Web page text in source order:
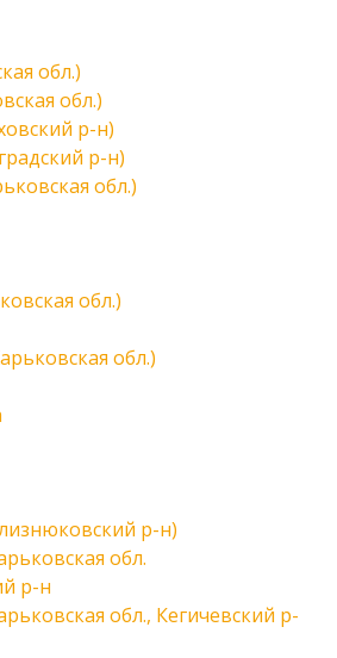
обл.)
обл.)
р-н)
р-н)
обл.)
обл.)
обл.)
р-н)
обл.
р-н
обл., Кегичевский р-